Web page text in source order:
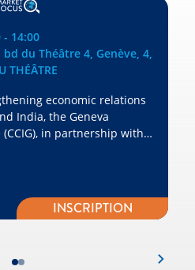
- 14:00
bd du Théâtre 4, Genève, 4,
THÉÂTRE
economic relations
India, the Geneva
in partnership with
(S-GE), is organizing a
INSCRIPTION